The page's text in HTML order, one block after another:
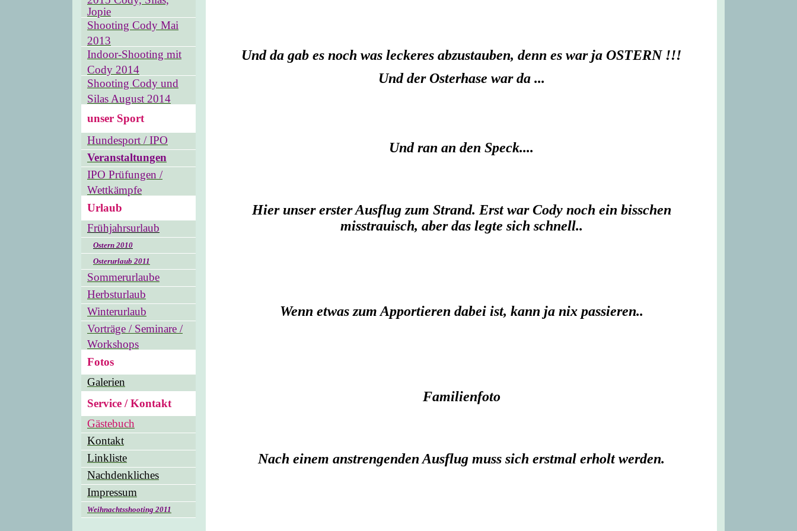
Jopie
Shooting Cody Mai
2013
Indoor-Shooting mit
Cody 2014
Shooting Cody und
Silas August 2014
unser Sport
Hundesport / IPO
Veranstaltungen
IPO Prüfungen /
Wettkämpfe
Urlaub
Frühjahrsurlaub
Ostern 2010
Osterurlaub 2011
Sommerurlaube
Herbsturlaub
Winterurlaub
Vorträge / Seminare /
Workshops
Fotos
Galerien
Service / Kontakt
Gästebuch
Kontakt
Linkliste
Nachdenkliches
Impressum
Weihnachtsshooting 2011
Und da gab es noch was leckeres abzustauben, denn es war ja OSTERN !!!
Und der Osterhase war da ...
Und ran an den Speck....
Hier unser erster Ausflug zum Strand. Erst war Cody noch ein bisschen
misstrauisch, aber das legte sich schnell..
Wenn etwas zum Apportieren dabei ist, kann ja nix passieren..
Familienfoto
Nach einem anstrengenden Ausflug muss sich erstmal erholt werden.